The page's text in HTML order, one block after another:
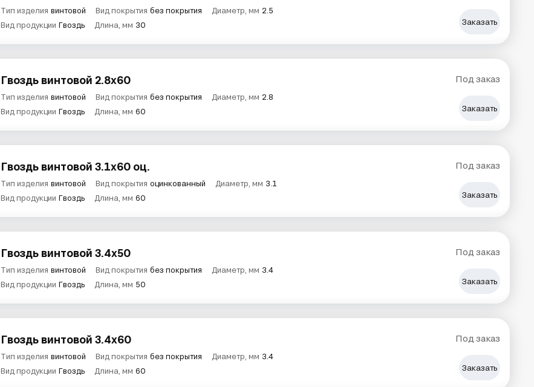
Тип изделия винтовой Вид покрытия без покрытия Диаметр, мм 2.5
Вид продукции Гвоздь Длина, мм 30 Заказать
Гвоздь винтовой 2.8х60
Тип изделия винтовой Вид покрытия без покрытия Диаметр, мм 2.8
Вид продукции Гвоздь Длина, мм 60
Под заказ
Заказать
Гвоздь винтовой 3.1х60 оц.
Тип изделия винтовой Вид покрытия оцинкованный Диаметр, мм 3.1
Вид продукции Гвоздь Длина, мм 60
Под заказ
Заказать
Гвоздь винтовой 3.4х50
Тип изделия винтовой Вид покрытия без покрытия Диаметр, мм 3.4
Вид продукции Гвоздь Длина, мм 50
Под заказ
Заказать
Гвоздь винтовой 3.4х60
Тип изделия винтовой Вид покрытия без покрытия Диаметр, мм 3.4
Вид продукции Гвоздь Длина, мм 60
Под заказ
Заказать